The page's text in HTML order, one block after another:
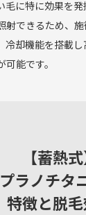
毛に特に効果を
射できるため、
冷却機能を搭載
能です。
【蓄熱式
ラノチタ
特徴と脱